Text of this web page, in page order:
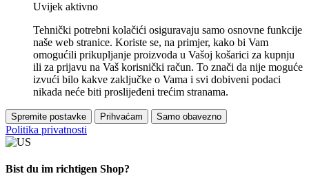
Uvijek aktivno
Tehnički potrebni kolačići osiguravaju samo osnovne funkcije
naše web stranice. Koriste se, na primjer, kako bi Vam
omogućili prikupljanje proizvoda u Vašoj košarici za kupnju
ili za prijavu na Vaš korisnički račun. To znači da nije moguće
izvući bilo kakve zaključke o Vama i svi dobiveni podaci
nikada neće biti proslijeđeni trećim stranama.
Spremite postavke Prihvaćam Samo obavezno
Politika privatnosti
Bist du im richtigen Shop?